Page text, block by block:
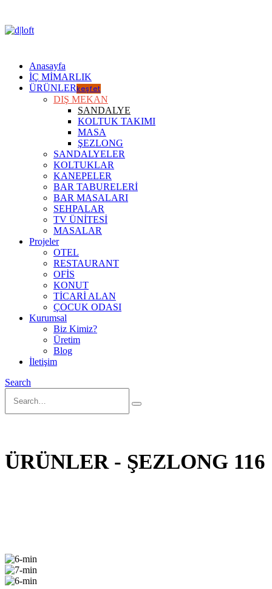
Anasayfa
İÇ MİMARLIK
ÜRÜNLERkeşfet
DIŞ MEKAN
SANDALYE
KOLTUK TAKIMI
MASA
ŞEZLONG
SANDALYELER
KOLTUKLAR
KANEPELER
BAR TABURELERİ
BAR MASALARI
SEHPALAR
TV ÜNİTESİ
MASALAR
Projeler
OTEL
RESTAURANT
OFİS
KONUT
TİCARİ ALAN
ÇOCUK ODASI
Kurumsal
Biz Kimiz?
Üretim
Blog
İletişim
Search
ÜRÜNLER - ŞEZLONG 116